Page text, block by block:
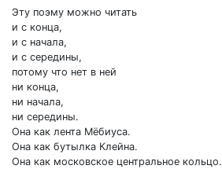
Эту поэму можно читать
и с конца,
и с начала,
и с середины,
потому что нет в ней
ни конца,
ни начала,
ни середины.
Она как лента Мёбиуса.
Она как бутылка Клейна.
Она как московское центральное кольцо.